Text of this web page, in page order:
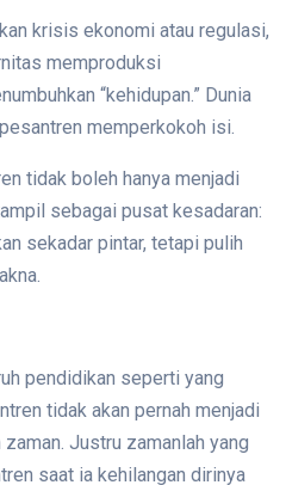
krisis ekonomi atau regulasi,
memproduksi
“kehidupan.” Dunia
memperkokoh isi.
tidak boleh hanya menjadi
sebagai pusat kesadaran:
sekadar pintar, tetapi pulih
pendidikan seperti yang
tidak akan pernah menjadi
Justru zamanlah yang
saat ia kehilangan dirinya